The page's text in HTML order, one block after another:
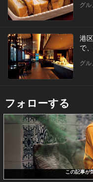
グル
港
で
グル
フォローする
この記事が